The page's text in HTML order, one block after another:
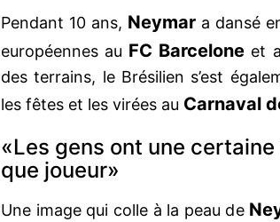
Pendant 10 ans, Neymar a dansé
européennes au FC Barcelone et
des terrains, le Brésilien s’est
les fêtes et les virées au Carnaval
«Les gens ont une
que joueur»
Une image qui colle à la peau de